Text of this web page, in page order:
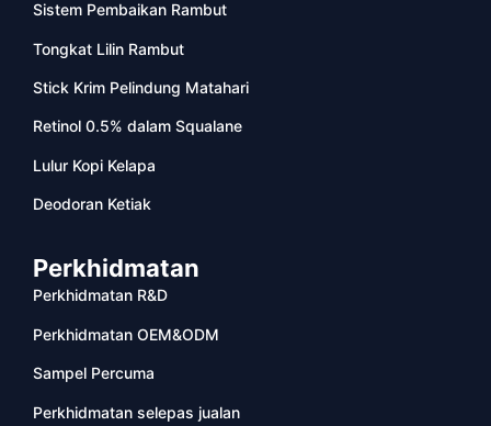
Sistem Pembaikan Rambut
Tongkat Lilin Rambut
Stick Krim Pelindung Matahari
Retinol 0.5% dalam Squalane
Lulur Kopi Kelapa
Deodoran Ketiak
Perkhidmatan
Perkhidmatan R&D
Perkhidmatan OEM&ODM
Sampel Percuma
Perkhidmatan selepas jualan